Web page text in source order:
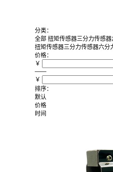
分类：
全部 扭矩传感器三分力传感器
扭矩传感器三分力传感器六分
价格：
￥
——
￥
排序：
默认
价格
时间